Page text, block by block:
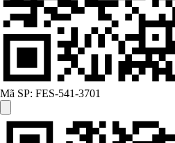
Mã SP: FES-541-3701